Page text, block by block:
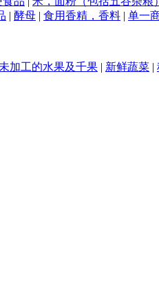
| 酵母 | 食用香精，香料 | 单一
未加工的水果及千果 | 新鲜蔬菜 |